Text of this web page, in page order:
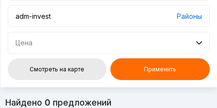
Районы
Цена
Смотреть на карте Применить
Найдено 0 предложений